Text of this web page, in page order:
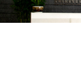
育馆、大型仓库和
间等，其建筑结构特
火灾隐患多。一旦